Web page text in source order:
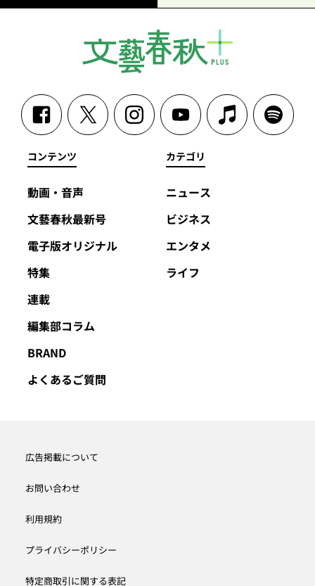
コンテンツ
動画・音声
文藝春秋最新号
電子版オリジナル
特集
連載
編集部コラム
BRAND
よくあるご質問
カテゴリ
ニュース
ビジネス
エンタメ
ライフ
広告掲載について
お問い合わせ
利用規約
プライバシーポリシー
特定商取引に関する表記